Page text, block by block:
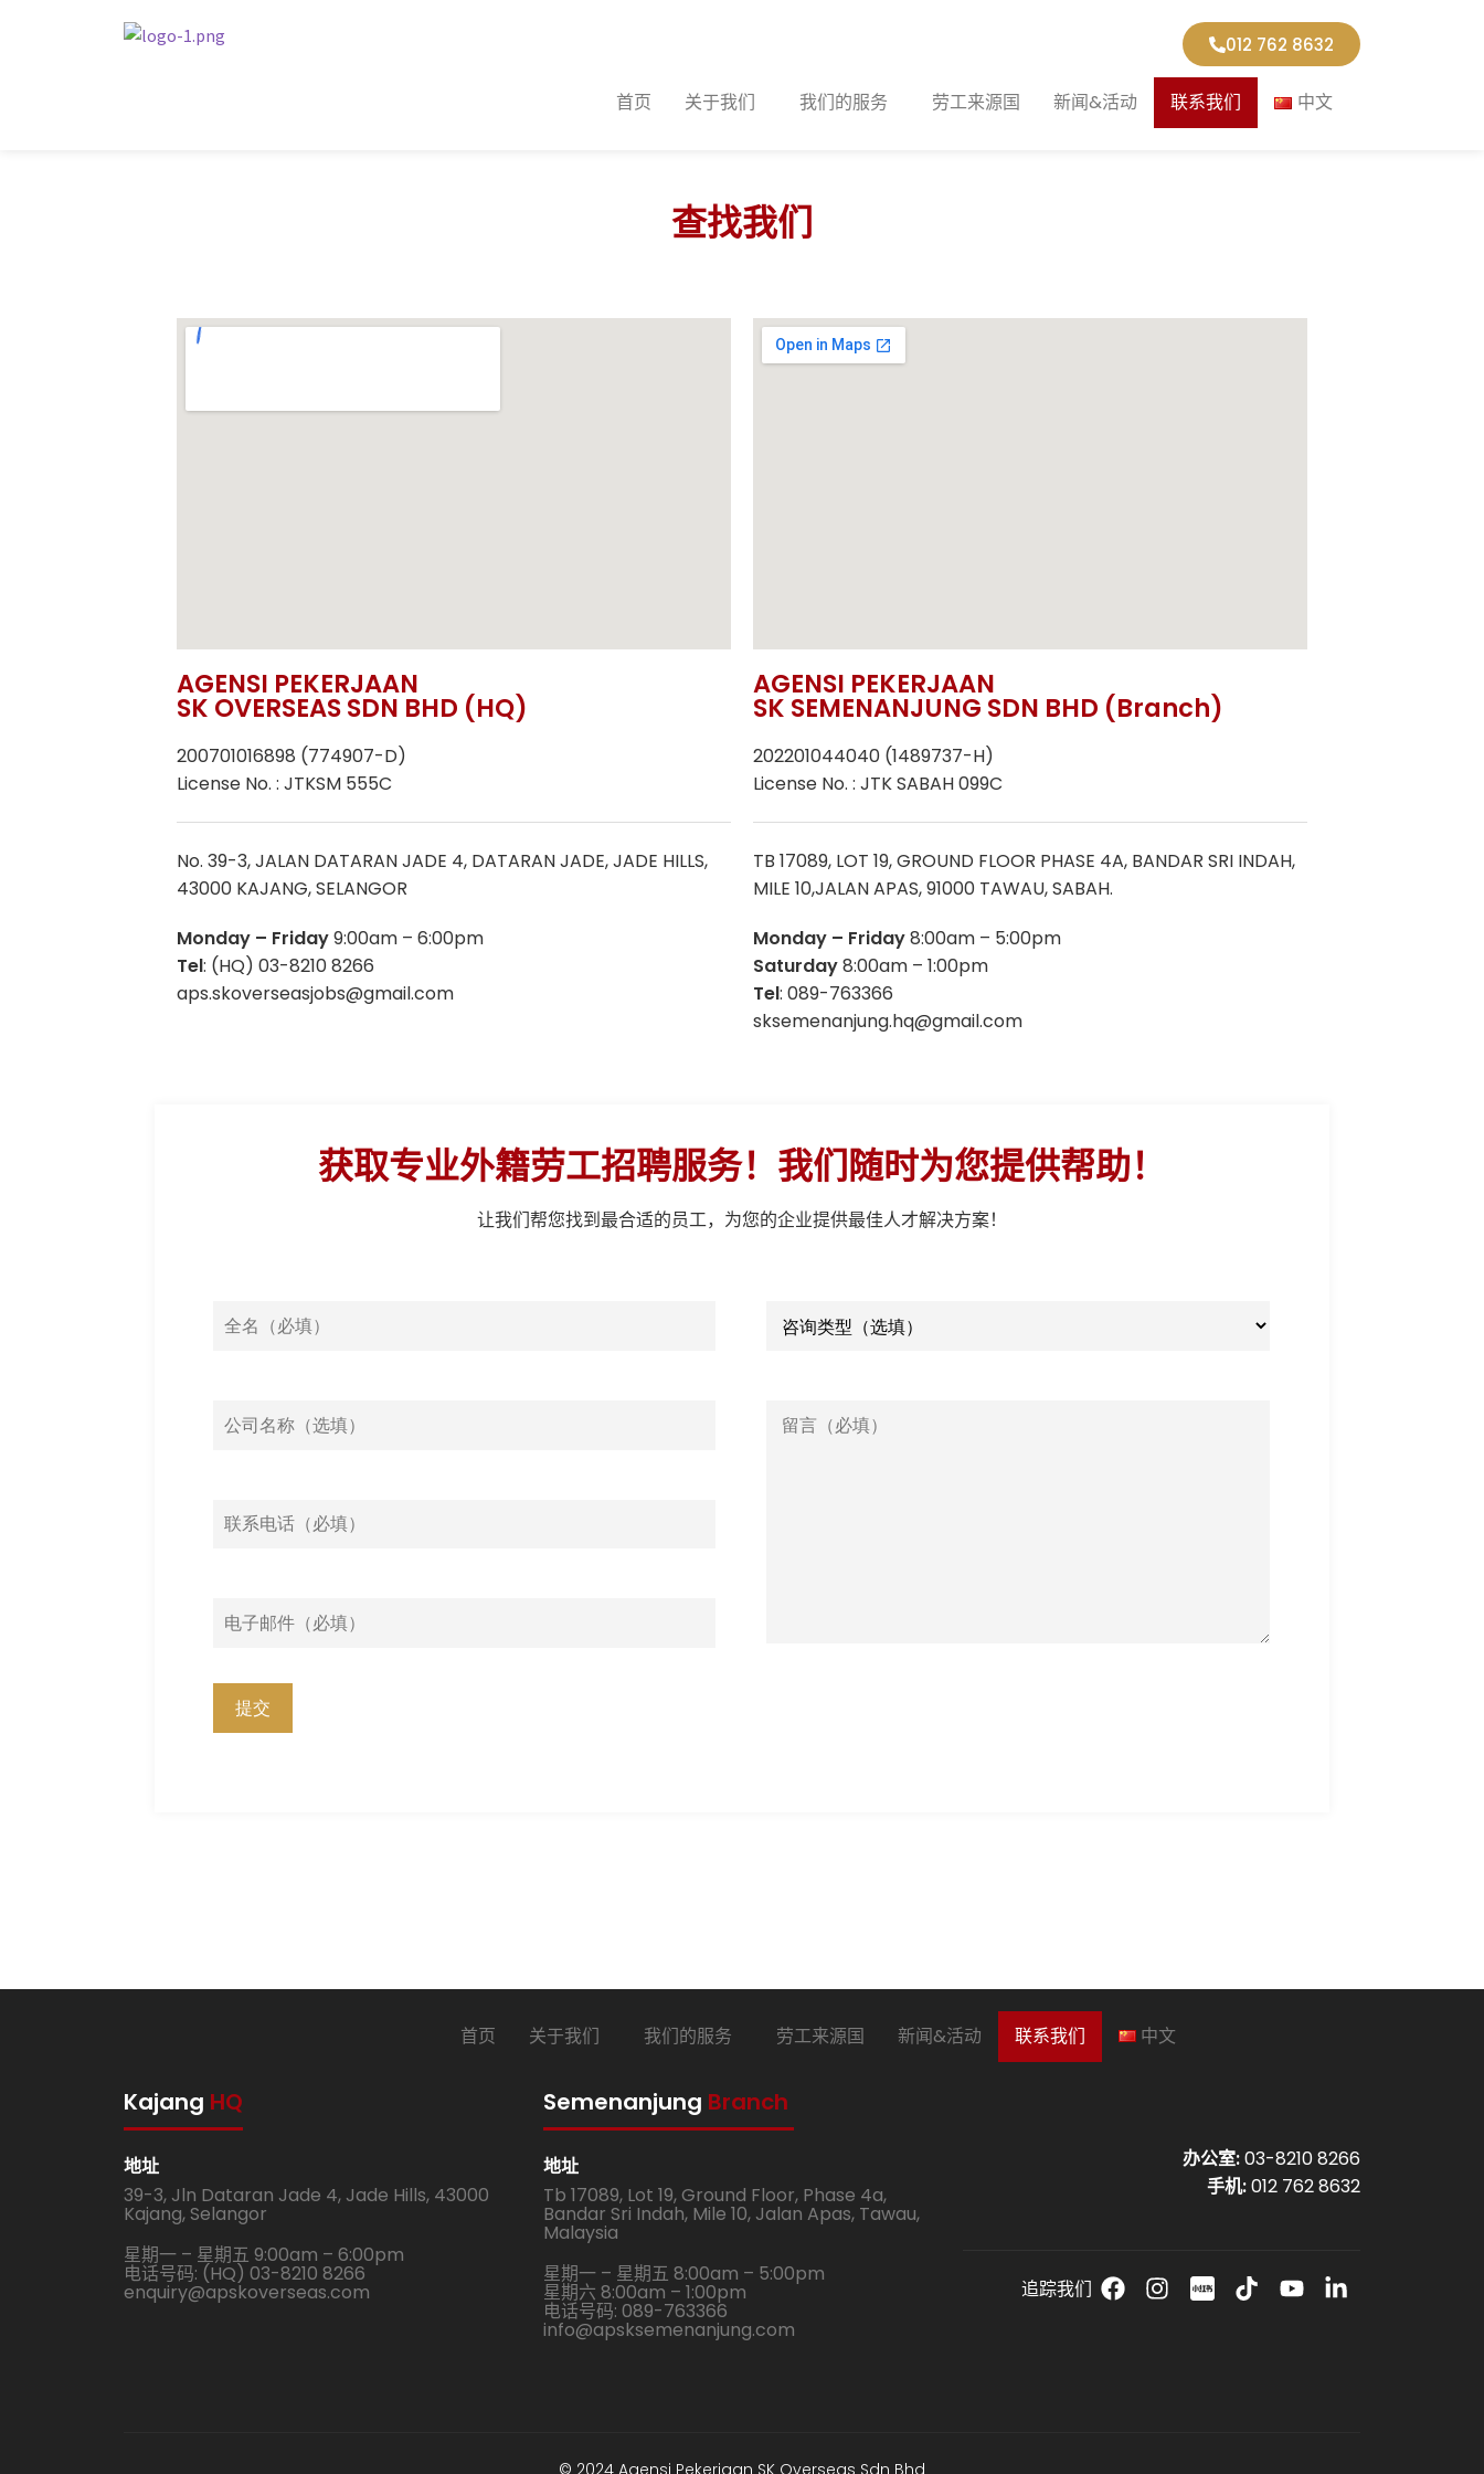
012 762 8632
首页 关于我们 我们的服务 劳工来源国 新闻&活动 联系我们 中文
查找我们
AGENSI PEKERJAAN
SK OVERSEAS SDN BHD (HQ)
200701016898 (774907-D)
License No. : JTKSM 555C
No. 39-3, JALAN DATARAN JADE 4, DATARAN JADE, JADE HILLS,
43000 KAJANG, SELANGOR
Monday – Friday9:00am – 6:00pm
Tel: (HQ) 03-8210 8266
aps.skoverseasjobs@gmail.com
AGENSI PEKERJAAN
SK SEMENANJUNG SDN BHD (Branch)
202201044040 (1489737-H)
License No. : JTK SABAH 099C
TB 17089, LOT 19, GROUND FLOOR PHASE 4A, BANDAR SRI INDAH,
MILE 10,JALAN APAS, 91000 TAWAU, SABAH.
Monday – Friday8:00am – 5:00pm
Saturday8:00am – 1:00pm
Tel: 089-763366
sksemenanjung.hq@gmail.com
获取专业外籍劳工招聘服务！我们随时为您提供帮助！
让我们帮您找到最合适的员工，为您的企业提供最佳人才解决方案！
首页 关于我们 我们的服务 劳工来源国 新闻&活动 联系我们 中文
Kajang HQ
地址
39-3, Jln Dataran Jade 4, Jade Hills, 43000
Kajang, Selangor
星期一 – 星期五 9:00am – 6:00pm
电话号码: (HQ) 03-8210 8266
enquiry@apskoverseas.com
Semenanjung Branch
地址
Tb 17089, Lot 19, Ground Floor, Phase 4a,
Bandar Sri Indah, Mile 10, Jalan Apas, Tawau,
Malaysia
星期一 – 星期五 8:00am – 5:00pm
星期六 8:00am – 1:00pm
电话号码: 089-763366
info@apsksemenanjung.com
办公室:03-8210 8266
手机:012 762 8632
追踪我们